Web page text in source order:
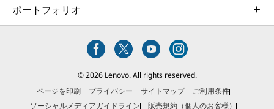
ポートフォリオ
© 2026 Lenovo. All rights reserved.
ページを印刷
プライバシー サイトマップ
ご利用条件
ソーシャルメディアガイドライン
販売規約（個人のお客様）